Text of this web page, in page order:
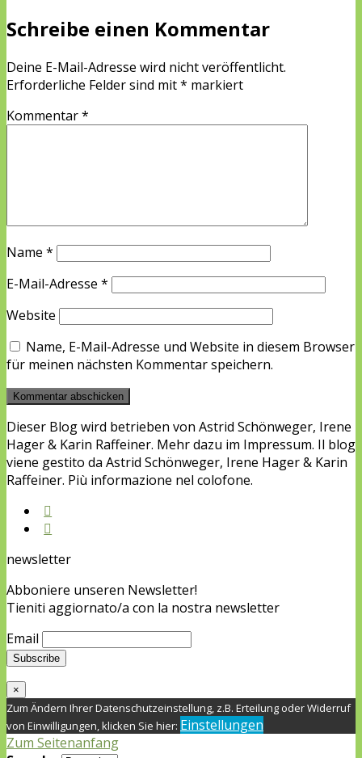
Schreibe einen Kommentar
Deine E-Mail-Adresse wird nicht veröffentlicht.
Erforderliche Felder sind mit* markiert
Kommentar*
Name *
E-Mail-Adresse *
Website
Name, E-Mail-Adresse und Website in diesem Browser
für meinen nächsten Kommentar speichern.
Dieser Blog wird betrieben von Astrid Schönweger, Irene
Hager & Karin Raffeiner. Mehr dazu im Impressum. Il blog
viene gestito da Astrid Schönweger, Irene Hager & Karin
Raffeiner. Più informazione nel colofone.
newsletter
Abboniere unseren Newsletter!
Tieniti aggiornato/a con la nostra newsletter
Email
×
Zum Ändern Ihrer Datenschutzeinstellung, z.B. Erteilung oder Widerruf
von Einwilligungen, klicken Sie hier: Einstellungen
Zum Seitenanfang